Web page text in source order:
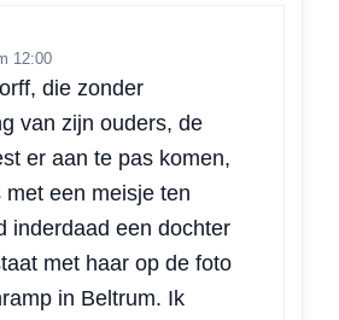
12:00
die zonder
van zijn ouders, de
er aan te pas komen,
met een meisje ten
inderdaad een dochter
met haar op de foto
in Beltrum. Ik